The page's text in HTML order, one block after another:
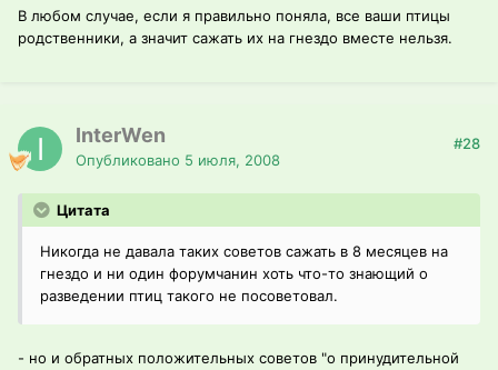
В любом случае, если я правильно поняла, все ваши птицы
родственники, а значит сажать их на гнездо вместе нельзя.
InterWen
Опубликовано 5 июля, 2008
#28
Цитата
Никогда не давала таких советов сажать в 8 месяцев на
гнездо и ни один форумчанин хоть что-то знающий о
разведении птиц такого не посоветовал.
- но и обратных положительных советов "о принудительной